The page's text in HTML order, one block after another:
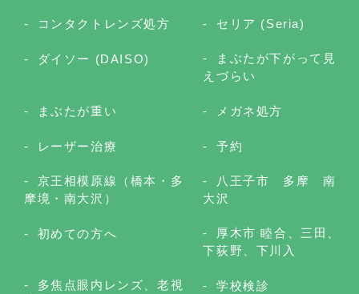
コンタクトレンズ処方 セリア (Seria)
ダイソー (DAISO)
まぶたが下がって見
えづらい
まぶたが重い メガネ処方
レーザー治療 予約
京王相模原線（橋本・多
摩境・南大沢）
八王子市 多摩 南
大沢
初めての方へ
厚木市 睦合、三田、
下荻野、下川入
多焦点眼内レンズ、老視
学校検診